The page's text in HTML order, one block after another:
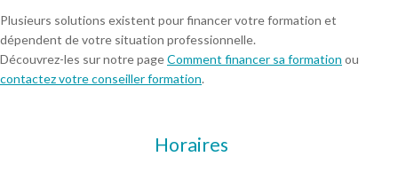
Plusieurs solutions existent pour financer votre formation et
dépendent de votre situation professionnelle.
Découvrez-les sur notre pageComment financer sa formation ou
contactez votre conseiller formation.
Horaires